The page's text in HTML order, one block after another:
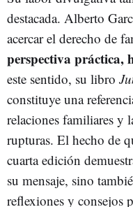
destacada. Alberto
acercar el derecho de
perspectiva práctica,
este sentido, su libro
constituye una
relaciones familiares y
rupturas. El hecho de
cuarta edición
su mensaje, sino
reflexiones y consejos